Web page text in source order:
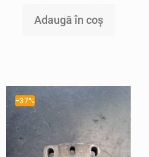
Adaugă în coș
-37%